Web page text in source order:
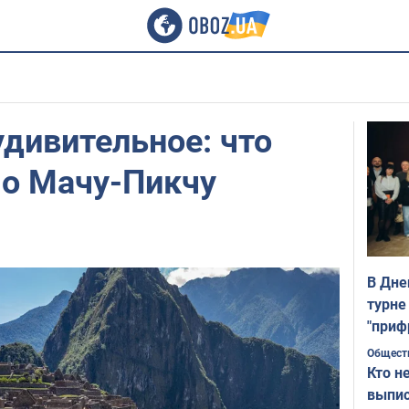
что
о Мачу-Пикчу
В
Кто